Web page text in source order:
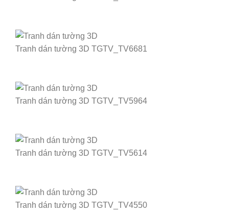
Tranh dán tường 3D TGTV_TV6681
Tranh dán tường 3D TGTV_TV5964
Tranh dán tường 3D TGTV_TV5614
Tranh dán tường 3D TGTV_TV4550